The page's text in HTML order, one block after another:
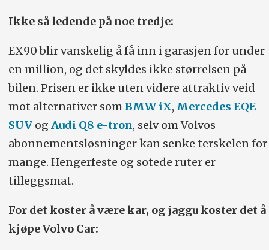
Rekkevidde 580 km, forbruk 21.1
kWt/100 km, batteri 107 kWt (netto),
motoreffekt 380 kW, dreiemoment 910
Nm, 517 hk, 0–100 km/t 4.9 sek,
toppfart 180 km/t.
Lading:Batteri med lagringskapasitet på
107 kWt netto (111 kWt brutto).
ladetid 10–80 prosent 30 min.
Ikke så ledende på noe tredje:
EX90 blir vanskelig å få inn i garasjen for under
en million, og det skyldes ikke størrelsen på
bilen. Prisen er ikke uten videre attraktiv veid
mot alternativer somBMW iX, Mercedes EQE
SUVog Audi Q8 e-tron, selv om Volvos
abonnementsløsninger kan senke terskelen for
mange. Hengerfeste og sotede ruter er
tilleggsmat.
For det koster å være kar, og jaggu koster det å
kjøpe Volvo Car: